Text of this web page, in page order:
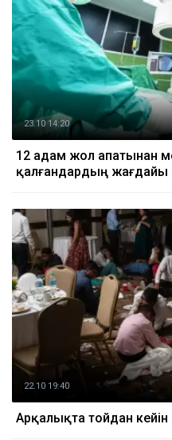
23.10 14:20
12 адам жол апатынан
қалғандардың жағдайы
22.10 19:40
Арқалықта тойдан кейін